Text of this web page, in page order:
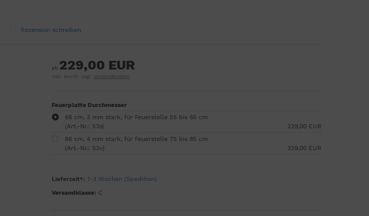
Rezension schreiben
ab 229,00 EUR
inkl. MwSt. zzgl. Versandkosten
Feuerplatte Durchmesser
66 cm, 3 mm stark, für Feuerstelle 55 bis 65 cm
(Art.-Nr.: 53s)
229,00 EUR
86 cm, 4 mm stark, für Feuerstelle 75 bis 85 cm
(Art.-Nr.: 53v)
329,00 EUR
Lieferzeit*: 1-3 Wochen (Spedition)
Versandklasse: C